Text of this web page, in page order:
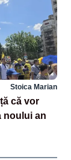
Stoica Marian
că vor
noului an